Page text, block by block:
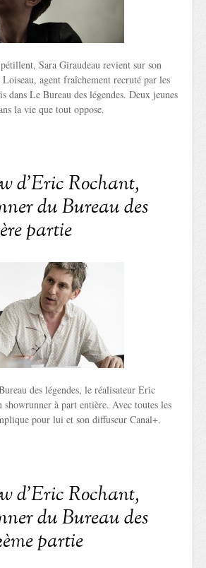
Sara Giraudeau revient sur son
agent fraîchement recruté par les
dans Le Bureau des légendes. Deux jeunes
la vie que tout oppose.
d’Eric Rochant,
du Bureau des
partie
des légendes, le réalisateur Eric
showrunner à part entière. Avec toutes les
pour lui et son diffuseur Canal+.
d’Eric Rochant,
du Bureau des
partie